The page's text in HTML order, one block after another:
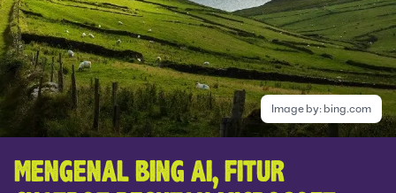
Image by: bing.com
MENGENAL BING AI, FITUR